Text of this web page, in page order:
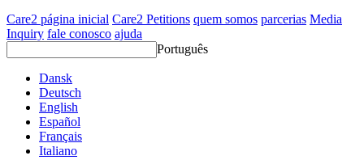
Care2 página inicial Care2 Petitions quem somos parcerias Media
Inquiry fale conosco ajuda
Português
Dansk
Deutsch
English
Español
Français
Italiano